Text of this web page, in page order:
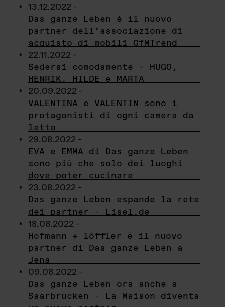
13.12.2022 -
Das ganze Leben è il nuovo
partner dell’associazione di
acquisto di mobili GfMTrend
22.11.2022 -
Sedersi comodamente – HUGO,
HENRIK, HILDE e MARTA
20.09.2022 -
VALENTINA e VALENTIN sono i
protagonisti di ogni camera da
letto
29.08.2022 -
EVA e EMMA di Das ganze Leben
sono più che solo dei luoghi
dove poter cucinare
23.08.2022 -
Das ganze Leben espande la rete
dei partner - Lisel.de
18.08.2022 -
Hofmann + löffler è il nuovo
partner di Das ganze Leben a
Jena
09.08.2022 -
Das ganze Leben ora anche a
Saarbrücken - La Maison diventa